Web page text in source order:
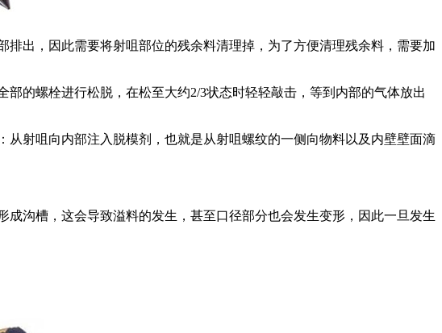
出，因此需要将射咀部位的残余料清理掉，为了方便清理残余料，需要加
的螺栓进行松脱，在松至大约2/3状态时轻轻敲击，等到内部的气体放出
射咀向内部注入脱模剂，也就是从射咀螺纹的一侧向物料以及内壁壁面滴
沟槽，这会导致溢料的发生，甚至口径部分也会发生变形，因此一旦发生